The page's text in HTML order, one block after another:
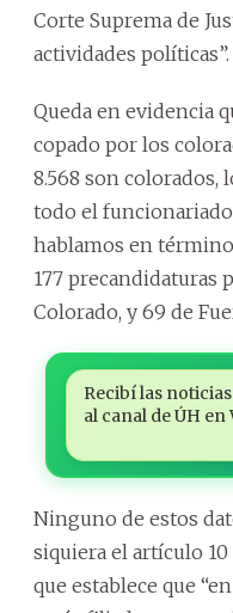
Corte Suprema de
actividades políticas”.
Queda en evidencia
copado por los
8.568 son colorados,
todo el funcionariado
hablamos en
177 precandidaturas
Colorado, y 69 de
Recibí las
al canal de ÚH en
Ninguno de estos
siquiera el artículo
que establece que